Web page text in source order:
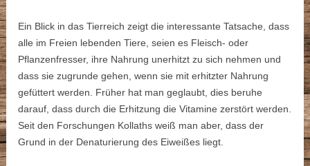
Ein Blick in das Tierreich zeigt die interessante Tatsache, dass
alle im Freien lebenden Tiere, seien es Fleisch- oder
Pflanzenfresser, ihre Nahrung unerhitzt zu sich nehmen und
dass sie zugrunde gehen, wenn sie mit erhitzter Nahrung
gefüttert werden. Früher hat man geglaubt, dies beruhe
darauf, dass durch die Erhitzung die Vitamine zerstört werden.
Seit den Forschungen Kollaths weiß man aber, dass der
Grund in der Denaturierung des Eiweißes liegt.